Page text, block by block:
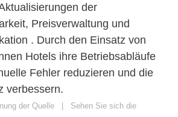
der
Preisverwaltung und
. Durch den Einsatz von
Hotels ihre Betriebsabläufe
Fehler reduzieren und die
verbessern.
der Quelle
Sehen Sie sich die